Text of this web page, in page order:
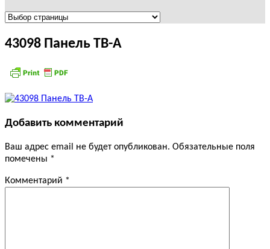
Меню
43098 Панель ТВ-А
Добавить комментарий
Ваш адрес email не будет опубликован. Обязательные поля
помечены *
Комментарий *